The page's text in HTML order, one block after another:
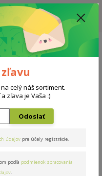
400€ - CENA MATRACU A ROŠTU
10-15 PRACOVNÝCH
Menu
0
celý náš sortiment.
zľava je Vaša :)
Odoslať
údajov pre účely registrácie.
podľa podmienok spracovania
.